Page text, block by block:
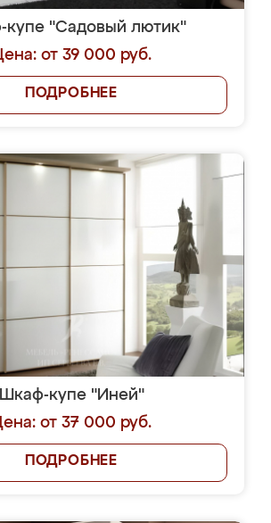
купе "Садовый лютик"
от 39 000 руб.
ПОДРОБНЕЕ
Шкаф-купе "Иней"
от 37 000 руб.
ПОДРОБНЕЕ